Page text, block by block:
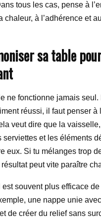
tous les cas, pense à
chaleur, à l’adhérence et
sa table
ne fonctionne jamais seul.
réussi, il faut penser à
veut dire que la
serviettes et les éléments
eux. Si tu mélanges trop
peut vite paraître
est souvent plus efficace de
une nappe unie
de créer du relief sans